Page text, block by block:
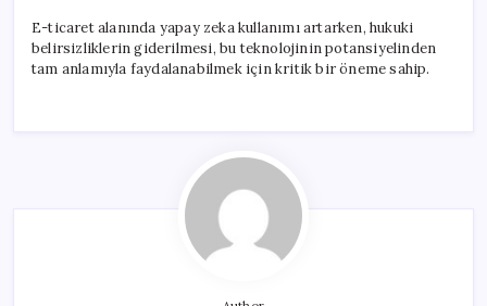
E-ticaret alanında yapay zeka kullanımı artarken, hukuki
belirsizliklerin giderilmesi, bu teknolojinin potansiyelinden
tam anlamıyla faydalanabilmek için kritik bir öneme sahip.